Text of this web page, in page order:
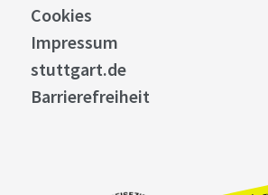
Cookies
Impressum
stuttgart.de
Barrierefreiheit